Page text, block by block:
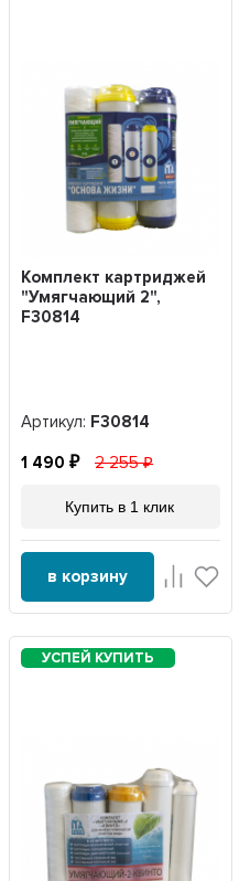
Комплект картриджей
"Умягчающий 2",
F30814
Артикул: F30814
1 490 2 255
Купить в 1 клик
в корзину